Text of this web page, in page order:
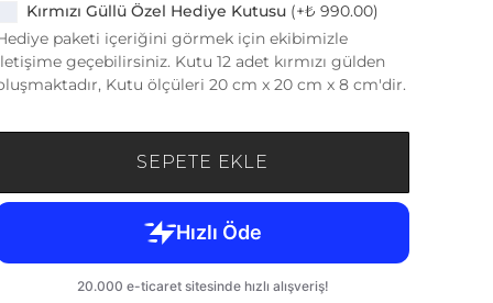
Kırmızı Güllü Özel Hediye Kutusu (+₺ 990.00)
paketi içeriğini görmek için ekibimizle
geçebilirsiniz. Kutu 12 adet kırmızı gülden
Kutu ölçüleri 20 cm x 20 cm x 8 cm'dir.
SEPETE EKLE